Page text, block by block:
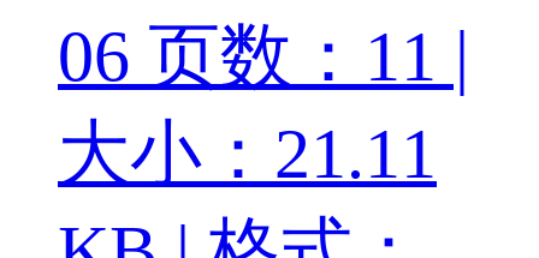
06 页数：11 |
大小：21.11